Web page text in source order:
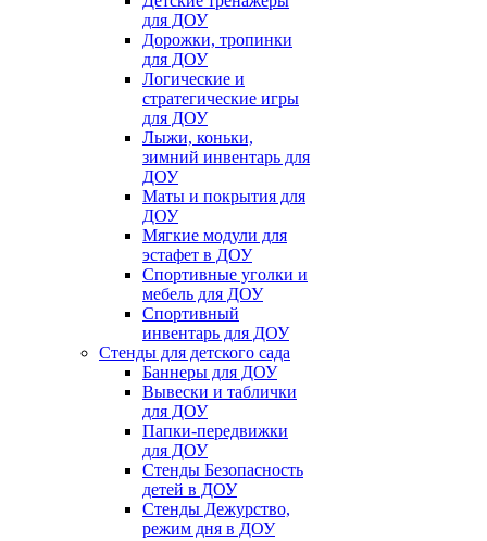
для ДОУ
Дорожки, тропинки
для ДОУ
Логические и
стратегические игры
для ДОУ
Лыжи, коньки,
зимний инвентарь для
ДОУ
Маты и покрытия для
ДОУ
Мягкие модули для
эстафет в ДОУ
Спортивные уголки и
мебель для ДОУ
Спортивный
инвентарь для ДОУ
Стенды для детского сада
Баннеры для ДОУ
Вывески и таблички
для ДОУ
Папки-передвижки
для ДОУ
Стенды Безопасность
детей в ДОУ
Стенды Дежурство,
режим дня в ДОУ